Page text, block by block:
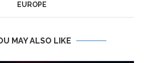
EUROPE
MAY ALSO LIKE